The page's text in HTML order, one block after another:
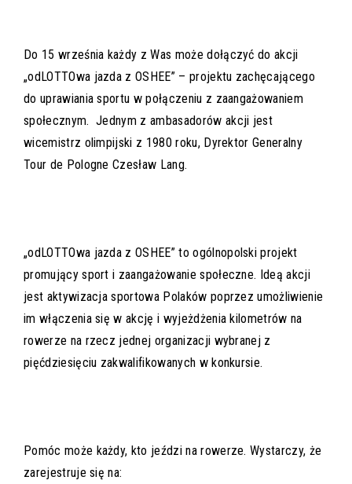
Do 15 września każdy z Was może dołączyć do akcji
„odLOTTOwa jazda z OSHEE” – projektu zachęcającego
do uprawiania sportu w połączeniu z zaangażowaniem
społecznym. Jednym z ambasadorów akcji jest
wicemistrz olimpijski z 1980 roku, Dyrektor Generalny
Tour de Pologne Czesław Lang.
„odLOTTOwa jazda z OSHEE” to ogólnopolski projekt
promujący sport i zaangażowanie społeczne. Ideą akcji
jest aktywizacja sportowa Polaków poprzez umożliwienie
im włączenia się w akcję i wyjeżdżenia kilometrów na
rowerze na rzecz jednej organizacji wybranej z
pięćdziesięciu zakwalifikowanych w konkursie.
Pomóc może każdy, kto jeździ na rowerze. Wystarczy, że
zarejestruje się na: